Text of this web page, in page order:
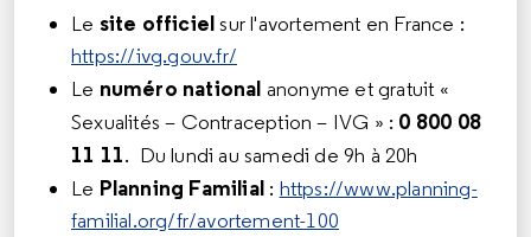
Le site officielsur l'avortement en France :
https://ivg.gouv.fr/
Le numéro national anonyme et gratuit «
Sexualités – Contraception – IVG » : 0 800 08
11 11. Du lundi au samedi de 9h à 20h
Le Planning Familial : https://www.planning-
familial.org/fr/avortement-100